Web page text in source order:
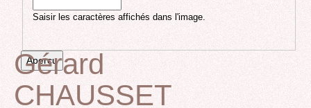
Saisir les caractères affichés dans l'image.
Back
Gérard
CHAUSSET